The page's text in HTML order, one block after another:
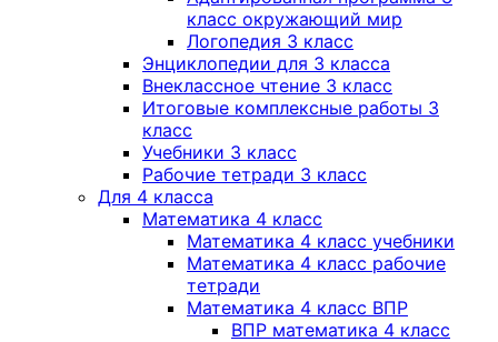
класс окружающий мир
Логопедия 3 класс
Энциклопедии для 3 класса
Внеклассное чтение 3 класс
Итоговые комплексные работы 3
класс
Учебники 3 класс
Рабочие тетради 3 класс
Для 4 класса
Математика 4 класс
Математика 4 класс учебники
Математика 4 класс рабочие
тетради
Математика 4 класс ВПР
ВПР математика 4 класс